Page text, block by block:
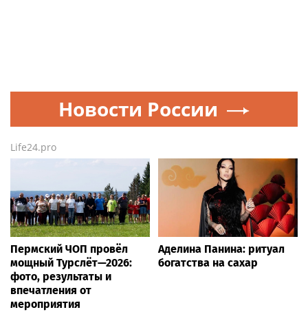
Новости России
Life24.pro
Пермский ЧОП провёл
мощный Турслёт—2026:
фото, результаты и
впечатления от
мероприятия
Аделина Панина: ритуал
богатства на сахар